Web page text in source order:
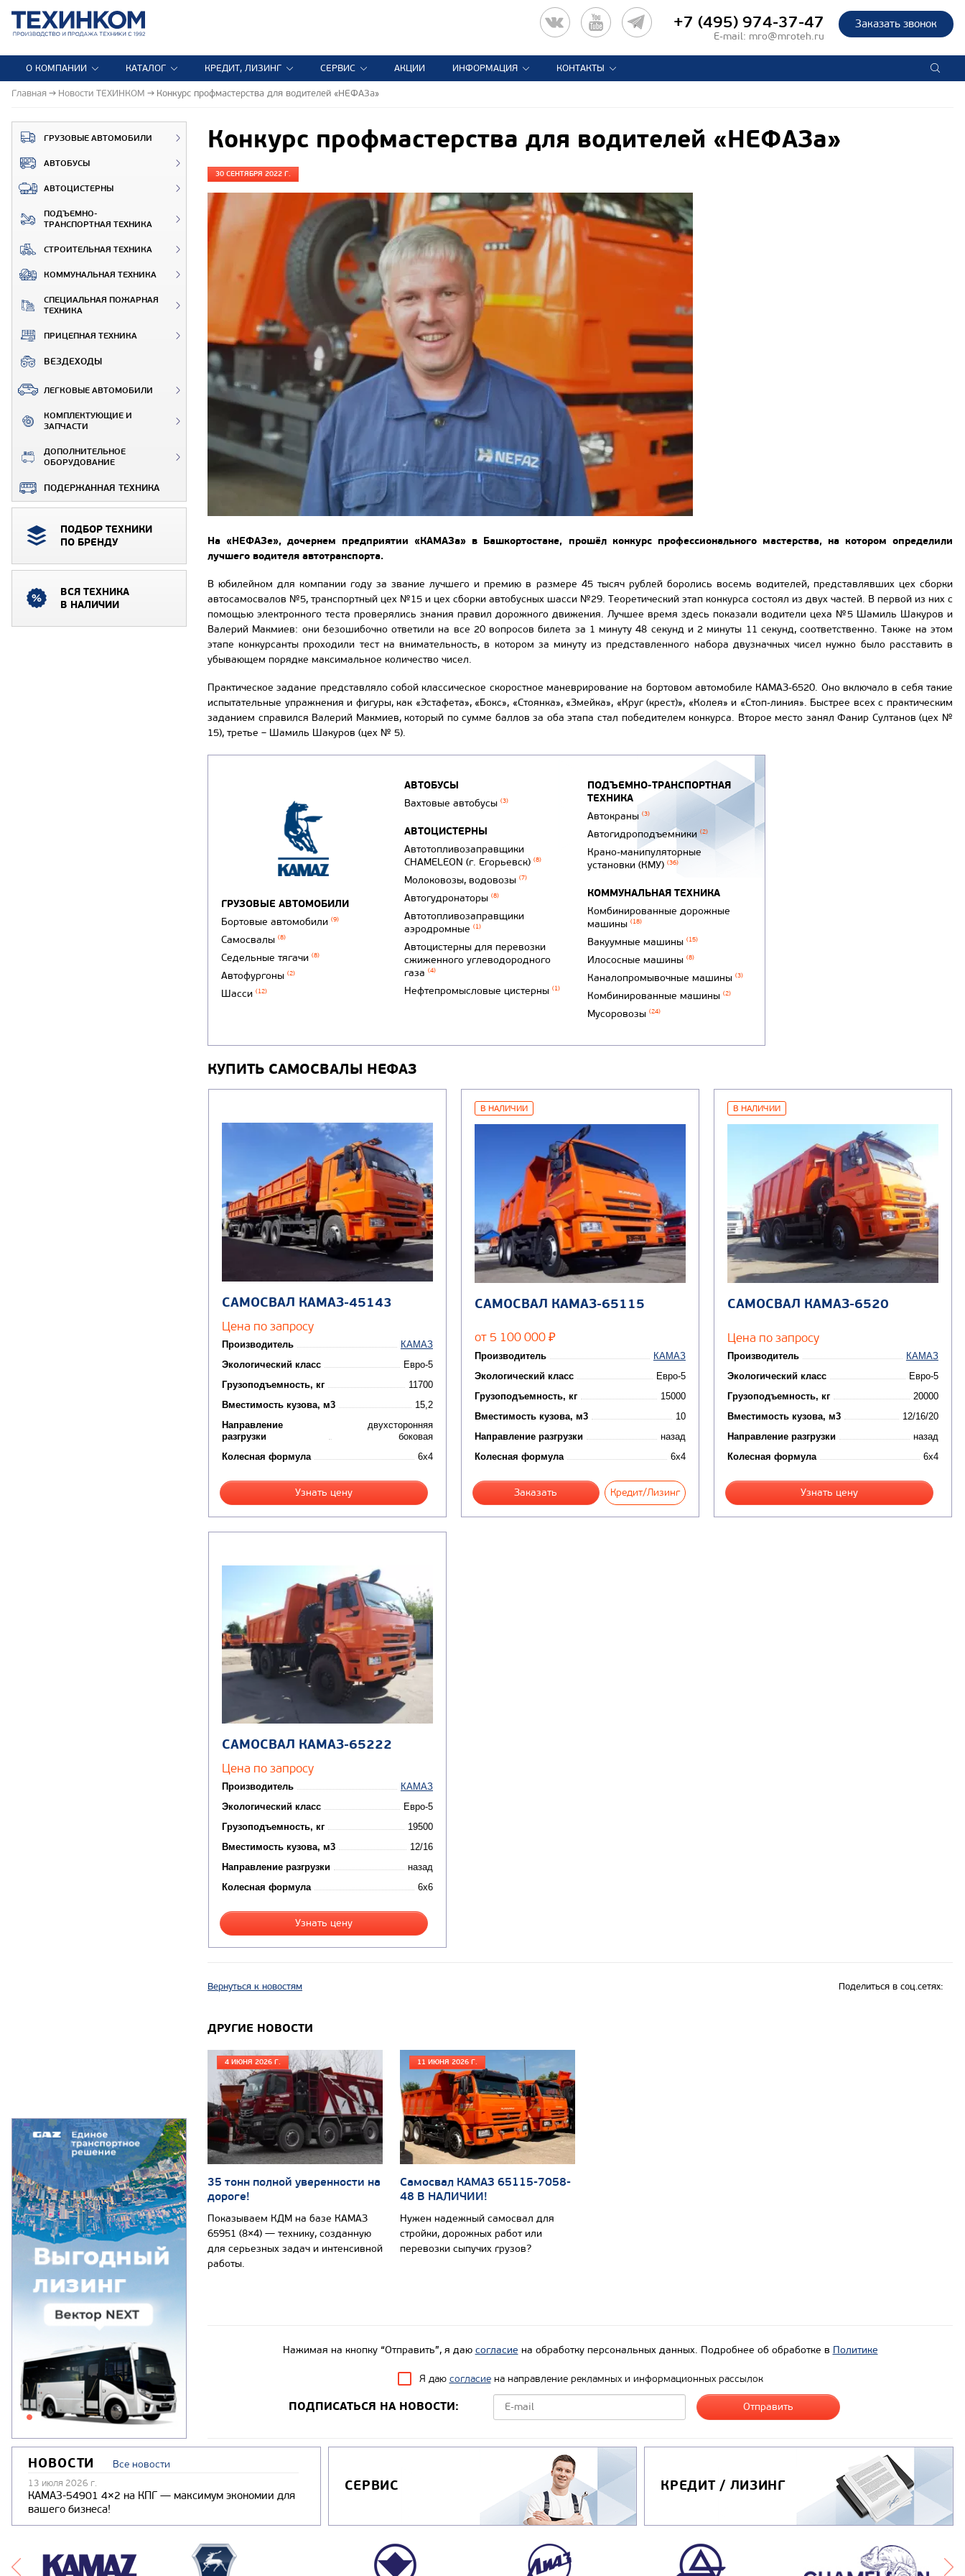
Заказать звонок
+7 (495) 974-37-47
E-mail: mro@mroteh.ru
О КОМПАНИИ КАТАЛОГ КРЕДИТ, ЛИЗИНГ СЕРВИС АКЦИИ ИНФОРМАЦИЯ КОНТАКТЫ
Главная Новости ТЕХИНКОМ Конкурс профмастерства для водителей «НЕФАЗа»
ГРУЗОВЫЕ АВТОМОБИЛИ
АВТОБУСЫ
АВТОЦИСТЕРНЫ
ПОДЪЕМНО-
ТРАНСПОРТНАЯ ТЕХНИКА
СТРОИТЕЛЬНАЯ ТЕХНИКА
КОММУНАЛЬНАЯ ТЕХНИКА
СПЕЦИАЛЬНАЯ ПОЖАРНАЯ
ТЕХНИКА
ПРИЦЕПНАЯ ТЕХНИКА
ВЕЗДЕХОДЫ
ЛЕГКОВЫЕ АВТОМОБИЛИ
КОМПЛЕКТУЮЩИЕ И
ЗАПЧАСТИ
ДОПОЛНИТЕЛЬНОЕ
ОБОРУДОВАНИЕ
ПОДЕРЖАННАЯ ТЕХНИКА
ПОДБОР ТЕХНИКИ
ПО БРЕНДУ
ВСЯ ТЕХНИКА
В НАЛИЧИИ
Конкурс профмастерства для водителей «НЕФАЗа»
30 СЕНТЯБРЯ 2022 Г.
На «НЕФАЗе», дочернем предприятии «КАМАЗа» в Башкортостане, прошёл конкурс профессионального мастерства, на котором определили
лучшего водителя автотранспорта.
В юбилейном для компании году за звание лучшего и премию в размере 45 тысяч рублей боролись восемь водителей, представлявших цех сборки
автосамосвалов №5, транспортный цех №15 и цех сборки автобусных шасси №29. Теоретический этап конкурса состоял из двух частей. В первой из них с
помощью электронного теста проверялись знания правил дорожного движения. Лучшее время здесь показали водители цеха №5 Шамиль Шакуров и
Валерий Макмиев: они безошибочно ответили на все 20 вопросов билета за 1 минуту 48 секунд и 2 минуты 11 секунд, соответственно. Также на этом
этапе конкурсанты проходили тест на внимательность, в котором за минуту из представленного набора двузначных чисел нужно было расставить в
убывающем порядке максимальное количество чисел.
Практическое задание представляло собой классическое скоростное маневрирование на бортовом автомобиле КАМАЗ-6520. Оно включало в себя такие
испытательные упражнения и фигуры, как «Эстафета», «Бокс», «Стоянка», «Змейка», «Круг (крест)», «Колея» и «Стоп-линия». Быстрее всех с практическим
заданием справился Валерий Макмиев, который по сумме баллов за оба этапа стал победителем конкурса. Второе место занял Фанир Султанов (цех №
15), третье – Шамиль Шакуров (цех № 5).
ГРУЗОВЫЕ АВТОМОБИЛИ
Бортовые автомобили (9)
Самосвалы (8)
Седельные тягачи (8)
Автофургоны (2)
Шасси (12)
АВТОБУСЫ
Вахтовые автобусы (3)
АВТОЦИСТЕРНЫ
Автотопливозаправщики
CHAMELEON (г. Егорьевск) (8)
Молоковозы, водовозы (7)
Автогудронаторы (8)
Автотопливозаправщики
аэродромные (1)
Автоцистерны для перевозки
сжиженного углеводородного
газа (4)
Нефтепромысловые цистерны (1)
ПОДЪЕМНО-ТРАНСПОРТНАЯ
ТЕХНИКА
Автокраны (3)
Автогидроподъемники (2)
Крано-манипуляторные
установки (КМУ) (36)
КОММУНАЛЬНАЯ ТЕХНИКА
Комбинированные дорожные
машины (18)
Вакуумные машины (15)
Илососные машины (8)
Каналопромывочные машины (3)
Комбинированные машины (2)
Мусоровозы (24)
КУПИТЬ САМОСВАЛЫ НЕФАЗ
САМОСВАЛ КАМАЗ-45143
Цена по запросу
Производитель
КАМАЗ
Экологический класс
Евро-5
Грузоподъемность, кг
11700
Вместимость кузова, м3
15,2
Направление
разгрузки
двухсторонняя
боковая
Колесная формула
6x4
Узнать цену
В НАЛИЧИИ
САМОСВАЛ КАМАЗ-65115
от 5 100 000 ₽
Производитель
КАМАЗ
Экологический класс
Евро-5
Грузоподъемность, кг
15000
Вместимость кузова, м3
10
Направление разгрузки
назад
Колесная формула
6x4
Заказать Кредит/Лизинг
В НАЛИЧИИ
САМОСВАЛ КАМАЗ-6520
Цена по запросу
Производитель
КАМАЗ
Экологический класс
Евро-5
Грузоподъемность, кг
20000
Вместимость кузова, м3
12/16/20
Направление разгрузки
назад
Колесная формула
6x4
Узнать цену
САМОСВАЛ КАМАЗ-65222
Цена по запросу
Производитель
КАМАЗ
Экологический класс
Евро-5
Грузоподъемность, кг
19500
Вместимость кузова, м3
12/16
Направление разгрузки
назад
Колесная формула
6x6
Узнать цену
Вернуться к новостям Поделиться в соц.сетях:
ДРУГИЕ НОВОСТИ
4 ИЮНЯ 2026 Г.
35 тонн полной уверенности на
дороге!
Показываем КДМ на базе КАМАЗ
65951 (8×4) — технику, созданную
для серьезных задач и интенсивной
работы.
11 ИЮНЯ 2026 Г.
Самосвал КАМАЗ 65115-7058-
48 В НАЛИЧИИ!
Нужен надежный самосвал для
стройки, дорожных работ или
перевозки сыпучих грузов?
Нажимая на кнопку “Отправить”, я даю согласие на обработку персональных данных. Подробнее об обработке в Политике
Я даю согласиена направление рекламных и информационных рассылок
ПОДПИСАТЬСЯ НА НОВОСТИ:
НОВОСТИ Все новости
13 июля 2026 г.
КАМАЗ-54901 4×2 на КПГ — максимум экономии для
вашего бизнеса!
СЕРВИС КРЕДИТ / ЛИЗИНГ